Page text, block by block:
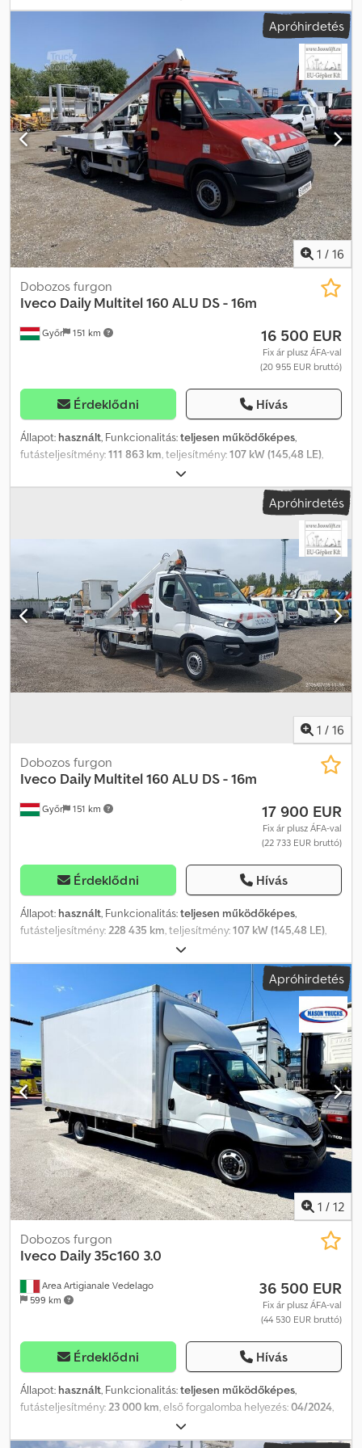
tengelyelrendezés:4x2, üzemanyag:dízel, szín:egyéb, hajtástípus:
, kibocsátási osztály:Euro 6,
2021
, = További információk = Első
tengely: Gumi méret: 225/65R16C; Kormányzott; Fékek:
Tárcsafékek; Felfüggesztés: Laprugós felfüggesztés Hátsó
tengely: Ikergumi Saját tömeg: 2 447 kg Dcedpfx Aozgm Dtjl Nek
Hasznos teherbírás: 1 053 kg Megengedett össztömeg: 3 500 kg
Sérülések: nincs
Apróhirdetés
1 / 16
Győr 151 km
Dobozos furgon
Iveco Daily Multitel 160 ALU DS - 16m
16 500 EUR
Fix ár plusz ÁFA-val
(20 955 EUR bruttó)
Érdeklődni Hívás
Állapot: használt, Funkcionalitás:teljesen működőképes,
futásteljesítmény:111 863 km, teljesítmény:107 kW (145,48 LE),
10/2012
össztömeg:3 500 kg, gumiabroncs állapota:80 százalék,
mechanikai, ülések
, Felszereltség:ABS,
Iveco Daily Multitel 160 ALU DS – 16 m Munka magasság: 16 m
Futásteljesítmény (km): 111863 km Üzemórák: 6038 Gyártási év:
2012/10 Kibocsátási osztály: EURO5 Teljesítmény: 107 kW
Hengerűrtartalom (ccm): 2287 Típus: Hidraulikus munkaplatform,
használt jármű Dcjdpfozq A Ntsx Al Njk Üzemanyag: Dízel
Megengedett össztömeg: 3500 kg Ülések száma: 2 Váltó: Manuális
váltó Raktáron Felszereltség: ABS, szervokormány Jármű leírása: A
gép jó műszaki állapotban van, a motor és a hidraulikus rendszer
nagyon tiszták, és jól működnek. Az ár nettó, exportra vonatkozik.
Beszélünk: - Angolul - Németül - Magyarul
Apróhirdetés
1 / 16
Győr 151 km
Dobozos furgon
Iveco Daily Multitel 160 ALU DS - 16m
17 900 EUR
Fix ár plusz ÁFA-val
(22 733 EUR bruttó)
Érdeklődni Hívás
Állapot: használt, Funkcionalitás:teljesen működőképes,
futásteljesítmény:228 435 km, teljesítmény:107 kW (145,48 LE),
02/2016
össztömeg:3 500 kg, gumiabroncs állapota:80 százalék,
, szín: mechanikai,
kibocsátási osztály:Euro 5, ülések száma: 2016,
üzemórák:1 795 h , Felszereltség:ABS, szervokormány
, Iveco Daily
Multitel 160 ALU DS – 16 méter Munka magasság: 16 m
Futásteljesítmény: 228435 km Üzemórák: 1795 Gyártási év: 2016/02
Kibocsátási osztály: EURO5 Teljesítmény: 107 kW
Hengerűrtartalom (ccm-ben): 2287 Típus: Hidraulikus
emelőplatform, használt jármű Üzemanyag: Dízel Megengedett
teljes tömeg: 3500 kg Ülések száma: 3 Váltó: Manuális váltó
Raktáron van Felszereltség: ABS, szervokormány Járműleírás: A
gép jó műszaki állapotban van, a motor és a hidraulikus rendszer
nagyon tiszta, és megfelelően működik. Az ár nettó, exportra
vonatkozik. Beszélünk: - Angolul - Németül Dodpfxszl Dh Te Al
Nsck - Magyarul
Apróhirdetés
1 / 12
Area Artigianale Vedelago
599 km
Dobozos furgon
Iveco Daily 35c160 3.0
36 500 EUR
Fix ár plusz ÁFA-val
(44 530 EUR bruttó)
Érdeklődni Hívás
Állapot: használt, Funkcionalitás:teljesen működőképes,
futásteljesítmény:23 000 km, első forgalomba helyezés:04/2024,
, maximális teherbírás:
3 500 kg, tengelyelrendezés:4x2, tengelytáv:4 100 mm,